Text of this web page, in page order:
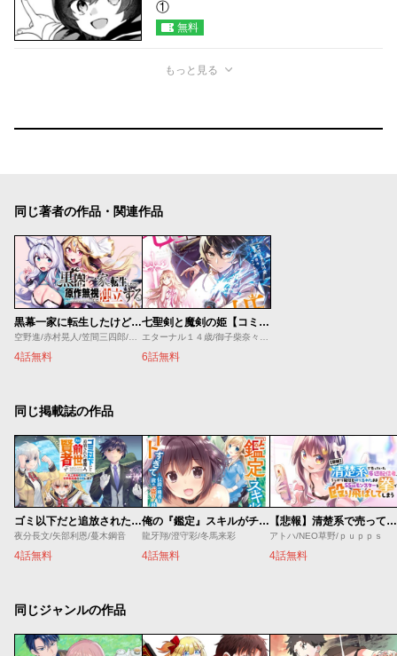
①
無料
もっと見る
同じ著者の作品・関連作品
黒幕一家に転生したけど原作無視して独立する
4話無料
七聖剣と魔剣の姫【コミカライズ版】
6話無料
同じ掲載誌の作品
ゴミ以下だと追放された使用人、実は前世賢者です ～史上最強の賢者、世界最高峰の学園に通う～
夜分長文/矢部利恩/蔓木鋼音
4話無料
俺の『鑑定』スキルがチートすぎて
龍牙翔/澄守彩/冬馬来彩
4話無料
【悲報】清楚系で売っていた底辺配信者、うっかり配信を切り忘れたままSS級モンスターを拳で殴り飛ばしてしまう
アトハ/NEO草野/ｐｕｐｐｓ
4話無料
同じジャンルの作品